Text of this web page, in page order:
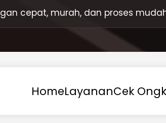
cepat, murah, dan proses
HomeLayananCek